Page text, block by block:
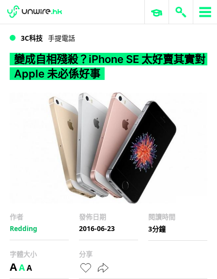
WWDC 2026 ERP 與商業 AI
3C科技 手提電話
變成自相殘殺？iPhone SE 太好賣其實對
Apple 未必係好事
作者
Redding
發佈日期
2016-06-23
閱讀時間
3分鐘
字體大小
AAA
分享